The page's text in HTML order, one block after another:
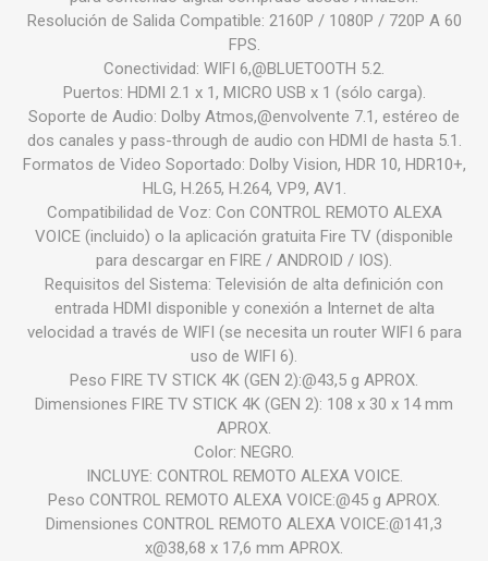
Resolución de Salida Compatible: 2160P / 1080P / 720P A 60
FPS.
Conectividad: WIFI 6,@BLUETOOTH 5.2.
Puertos: HDMI 2.1 x 1, MICRO USB x 1 (sólo carga).
Soporte de Audio: Dolby Atmos,@envolvente 7.1, estéreo de
dos canales y pass-through de audio con HDMI de hasta 5.1.
Formatos de Video Soportado: Dolby Vision, HDR 10, HDR10+,
HLG, H.265, H.264, VP9, AV1.
Compatibilidad de Voz: Con CONTROL REMOTO ALEXA
VOICE (incluido) o la aplicación gratuita Fire TV (disponible
para descargar en FIRE / ANDROID / IOS).
Requisitos del Sistema: Televisión de alta definición con
entrada HDMI disponible y conexión a Internet de alta
velocidad a través de WIFI (se necesita un router WIFI 6 para
uso de WIFI 6).
Peso FIRE TV STICK 4K (GEN 2):@43,5 g APROX.
Dimensiones FIRE TV STICK 4K (GEN 2): 108 x 30 x 14 mm
APROX.
Color: NEGRO.
INCLUYE: CONTROL REMOTO ALEXA VOICE.
Peso CONTROL REMOTO ALEXA VOICE:@45 g APROX.
Dimensiones CONTROL REMOTO ALEXA VOICE:@141,3
x@38,68 x 17,6 mm APROX.